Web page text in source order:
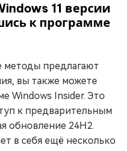
11 версии
к программе
методы предлагают
вы также можете
Windows Insider. Это
к предварительным
обновление 24H2.
в себя ещё несколько